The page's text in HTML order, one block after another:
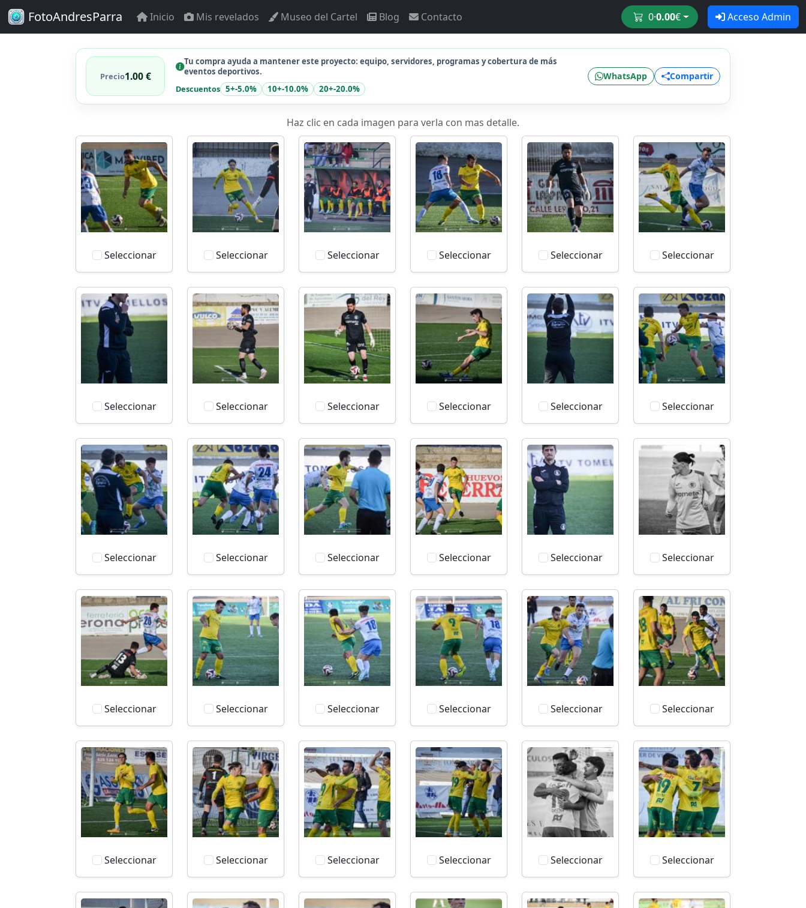
FotoAndresParra Inicio Mis revelados Museo del Cartel Blog Contacto 0·0.00€ Acceso Admin
Precio1.00 €
Tu compra ayuda a mantener este proyecto: equipo, servidores, programas y cobertura de más
eventos deportivos.
Descuentos 5+-5.0% 10+-10.0% 20+-20.0%
WhatsApp Compartir
Haz clic en cada imagen para verla con mas detalle.
Seleccionar Seleccionar Seleccionar Seleccionar Seleccionar Seleccionar
Seleccionar Seleccionar Seleccionar Seleccionar Seleccionar Seleccionar
Seleccionar Seleccionar Seleccionar Seleccionar Seleccionar Seleccionar
Seleccionar Seleccionar Seleccionar Seleccionar Seleccionar Seleccionar
Seleccionar Seleccionar Seleccionar Seleccionar Seleccionar Seleccionar